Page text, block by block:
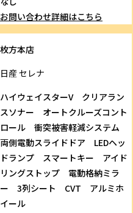
お問い合わせ詳細はこちら
枚方本店
日産セレナ
ハイウェイスターV クリアラン
スソナー オートクルーズコント
ロール 衝突被害軽減システム
両側電動スライドドア LEDヘッ
ドランプ スマートキー アイド
リングストップ 電動格納ミラ
ー 3列シート CVT アルミホ
イール